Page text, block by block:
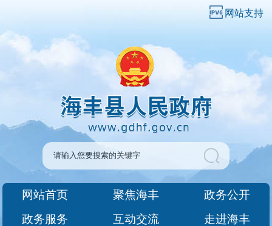
网站支持
网站首页 聚焦海丰
政务公开
政务服务
互动交流 走进海丰